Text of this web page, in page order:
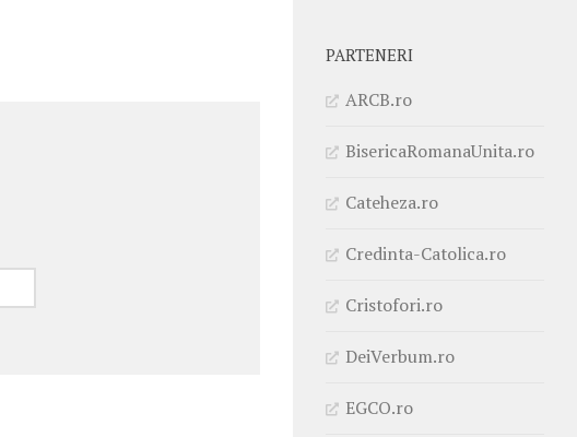
PARTENERI
ARCB.ro
BisericaRomanaUnita.ro
Cateheza.ro
Credinta-Catolica.ro
Cristofori.ro
DeiVerbum.ro
EGCO.ro